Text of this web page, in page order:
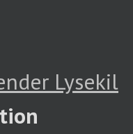
Lysekil